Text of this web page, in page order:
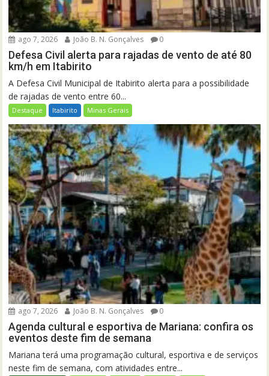
ago 7, 2026 João B. N. Gonçalves 0
Defesa Civil alerta para rajadas de vento de até 80
km/h em Itabirito
A Defesa Civil Municipal de Itabirito alerta para a possibilidade
de rajadas de vento entre 60...
Destaque Itabirito Minas Gerais
ago 7, 2026 João B. N. Gonçalves 0
Agenda cultural e esportiva de Mariana: confira os
eventos deste fim de semana
Mariana terá uma programação cultural, esportiva e de serviços
neste fim de semana, com atividades entre...